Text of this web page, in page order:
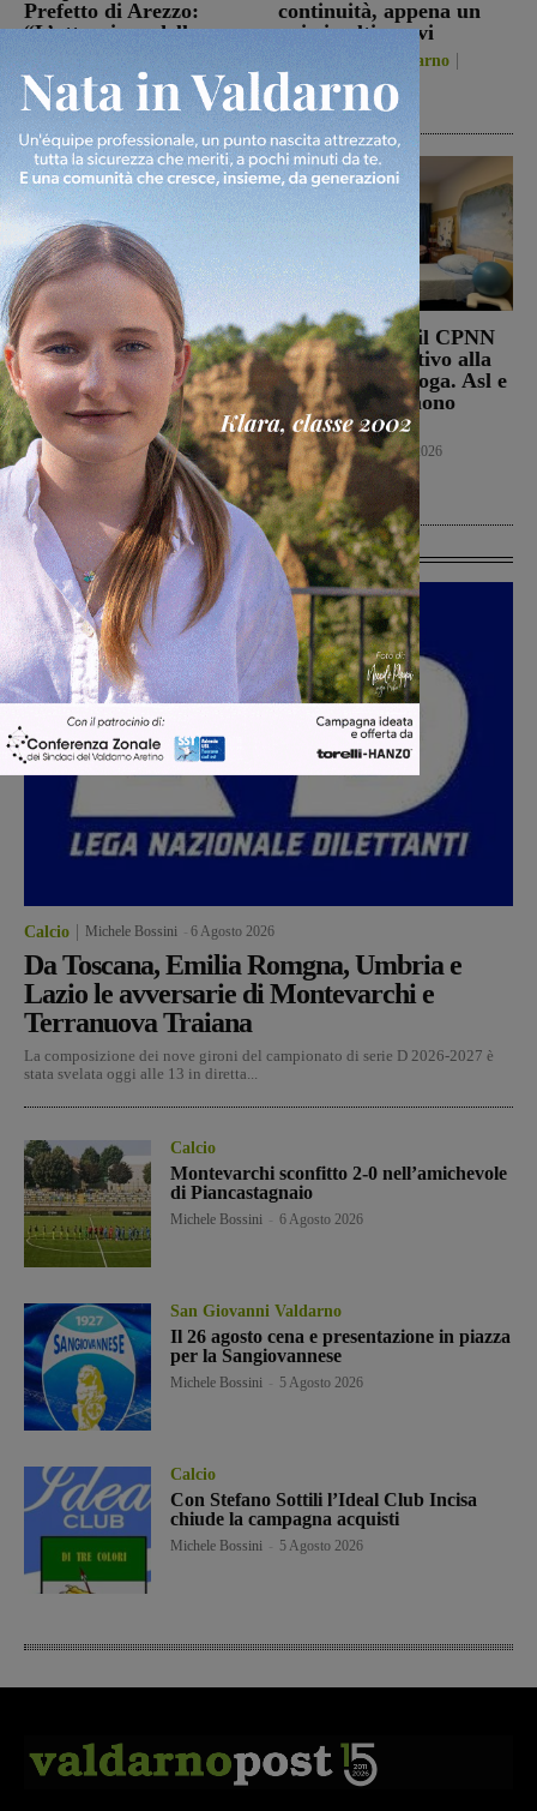
Prefetto di Arezzo:
“L’attenzione delle
vicenda resta alta”
Cronaca 6 Agosto 2026
continuità, appena un
paio i volti nuovi
San Giovanni Valdarno
6 Agosto 2026
Punto Nascita, no alla
deroga ma il Ministero
apre al monitoraggio di
sei mesi. Vadi: “Una
risposta che valutiamo
positivamente anche se
con prudenza”
Cronaca 6 Agosto 2026
Punto nascita: il CPNN
dà parere negativo alla
richiesta di deroga. Asl e
Regione esprimono
disappunto
Cronaca 6 Agosto 2026
Ultime Calcio
Calcio Michele Bossini 6 Agosto 2026
Da Toscana, Emilia Romgna, Umbria e
Lazio le avversarie di Montevarchi e
Terranuova Traiana
La composizione dei nove gironi del campionato di serie D 2026-2027 è
stata svelata oggi alle 13 in diretta...
Calcio
Montevarchi sconfitto 2-0 nell’amichevole
di Piancastagnaio
Michele Bossini 6 Agosto 2026
San Giovanni Valdarno
Il 26 agosto cena e presentazione in piazza
per la Sangiovannese
Michele Bossini 5 Agosto 2026
Calcio
Con Stefano Sottili l’Ideal Club Incisa
chiude la campagna acquisti
Michele Bossini 5 Agosto 2026